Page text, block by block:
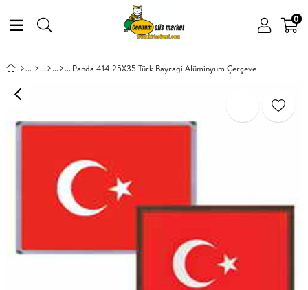
0
Panda 414 25X35 Türk Bayragi Alüminyum Çerçeve